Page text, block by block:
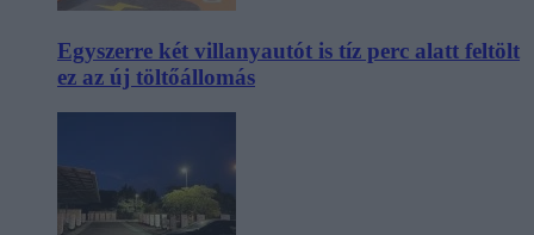
Egyszerre két villanyautót is tíz perc alatt feltölt
ez az új töltőállomás